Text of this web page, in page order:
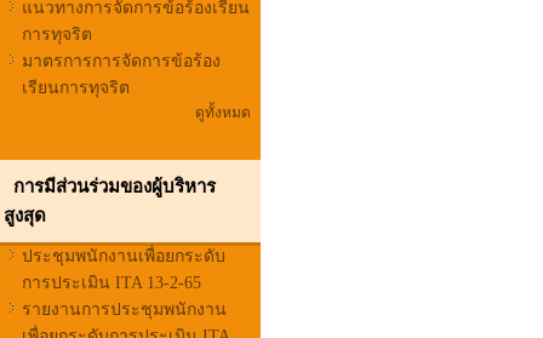
แนวทางการจัดการข้อร้องเรียน
การทุจริต
มาตรการการจัดการข้อร้อง
เรียนการทุจริต
ดูทั้งหมด
การมีส่วนร่วมของผู้บริหาร
สูงสุด
ประชุมพนักงานเพื่อยกระดับ
การประเมิน ITA 13-2-65
รายงานการประชุมพนักงาน